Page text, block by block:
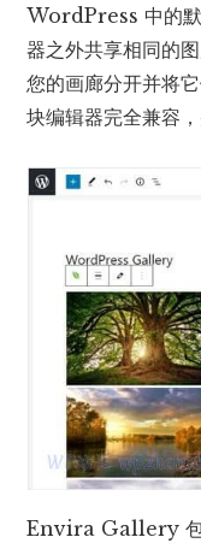
WordPress 中的默
器之外共享相同的
您的画廊分开并将
块编辑器完全兼容
Envira Gallery 包